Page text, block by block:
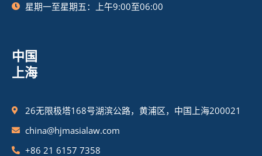
星期一至星期五：上午9:00至06:00
中国
上海
26无限极塔168号湖滨公路，黄浦区，中国上海200021
china@hjmasialaw.com
+86 21 6157 7358